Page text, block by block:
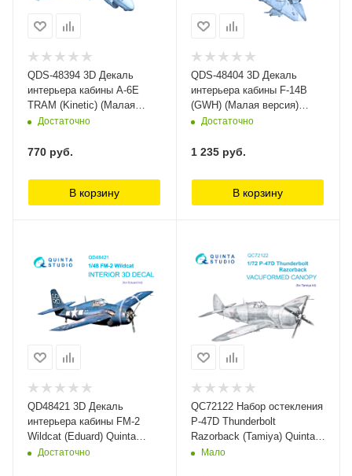
QDS-48394 3D Декаль
интерьера кабины A-6E
TRAM (Kinetic) (Малая
версия) Quinta Studio
Достаточно
770 руб.
В корзину
QDS-48404 3D Декаль
интерьера кабины F-14B
(GWH) (Малая версия)
Quinta Studio
Достаточно
1 235 руб.
В корзину
QD48421 3D Декаль
интерьера кабины FM-2
Wildcat (Eduard) Quinta
Studio
Достаточно
QC72122 Набор остекления
P-47D Thunderbolt
Razorback (Tamiya) Quinta
Studio
Мало